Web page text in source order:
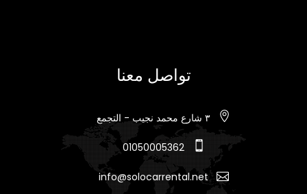
تواصل معنا
٣ شارع محمد نجيب - التجمع
01050005362
info@solocarrental.net